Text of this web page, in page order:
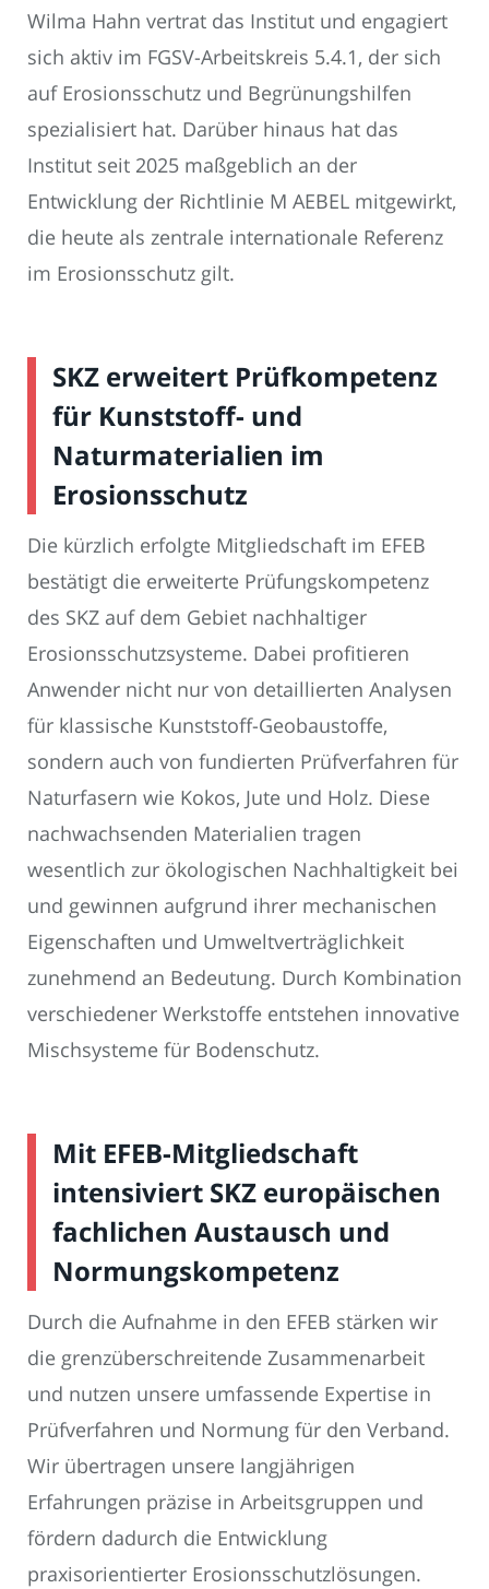
Wilma Hahn vertrat das Institut und engagiert
sich aktiv im FGSV-Arbeitskreis 5.4.1, der sich
auf Erosionsschutz und Begrünungshilfen
spezialisiert hat. Darüber hinaus hat das
Institut seit 2025 maßgeblich an der
Entwicklung der Richtlinie M AEBEL mitgewirkt,
die heute als zentrale internationale Referenz
im Erosionsschutz gilt.
SKZ erweitert Prüfkompetenz
für Kunststoff- und
Naturmaterialien im
Erosionsschutz
Die kürzlich erfolgte Mitgliedschaft im EFEB
bestätigt die erweiterte Prüfungskompetenz
des SKZ auf dem Gebiet nachhaltiger
Erosionsschutzsysteme. Dabei profitieren
Anwender nicht nur von detaillierten Analysen
für klassische Kunststoff-Geobaustoffe,
sondern auch von fundierten Prüfverfahren für
Naturfasern wie Kokos, Jute und Holz. Diese
nachwachsenden Materialien tragen
wesentlich zur ökologischen Nachhaltigkeit bei
und gewinnen aufgrund ihrer mechanischen
Eigenschaften und Umweltverträglichkeit
zunehmend an Bedeutung. Durch Kombination
verschiedener Werkstoffe entstehen innovative
Mischsysteme für Bodenschutz.
Mit EFEB-Mitgliedschaft
intensiviert SKZ europäischen
fachlichen Austausch und
Normungskompetenz
Durch die Aufnahme in den EFEB stärken wir
die grenzüberschreitende Zusammenarbeit
und nutzen unsere umfassende Expertise in
Prüfverfahren und Normung für den Verband.
Wir übertragen unsere langjährigen
Erfahrungen präzise in Arbeitsgruppen und
fördern dadurch die Entwicklung
praxisorientierter Erosionsschutzlösungen.